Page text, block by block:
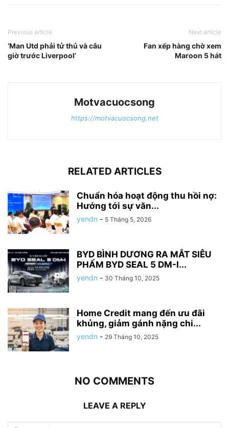
Previous article
‘Man Utd phải tử thủ và câu
giờ trước Liverpool’
Next article
Fan xếp hàng chờ xem
Maroon 5 hát
Motvacuocsong
https://motvacuocsong.net
RELATED ARTICLES
Chuẩn hóa hoạt động thu hồi nợ:
Hướng tới sự văn...
yendn - 5 Tháng 5, 2026
BYD BÌNH DƯƠNG RA MẮT SIÊU
PHẨM BYD SEAL 5 DM-I...
yendn - 30 Tháng 10, 2025
Home Credit mang đến ưu đãi
khủng, giảm gánh nặng chi...
yendn - 29 Tháng 10, 2025
NO COMMENTS
LEAVE A REPLY